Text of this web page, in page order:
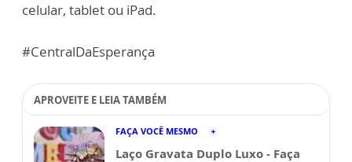
celular, tablet ou iPad.
#CentralDaEsperança
APROVEITE E LEIA TAMBÉM
FAÇA VOCÊ MESMO
Laço Gravata Duplo Luxo - Faça